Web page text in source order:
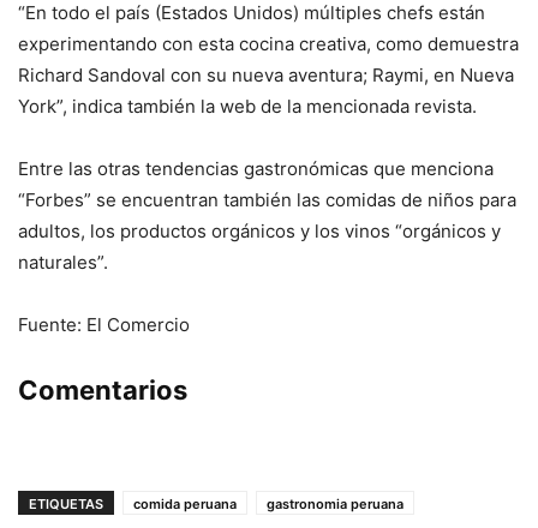
“En todo el país (Estados Unidos) múltiples chefs están
experimentando con esta cocina creativa, como demuestra
Richard Sandoval con su nueva aventura; Raymi, en Nueva
York”, indica también la web de la mencionada revista.
Entre las otras tendencias gastronómicas que menciona
“Forbes” se encuentran también las comidas de niños para
adultos, los productos orgánicos y los vinos “orgánicos y
naturales”.
Fuente: El Comercio
Comentarios
ETIQUETAS comida peruana gastronomia peruana